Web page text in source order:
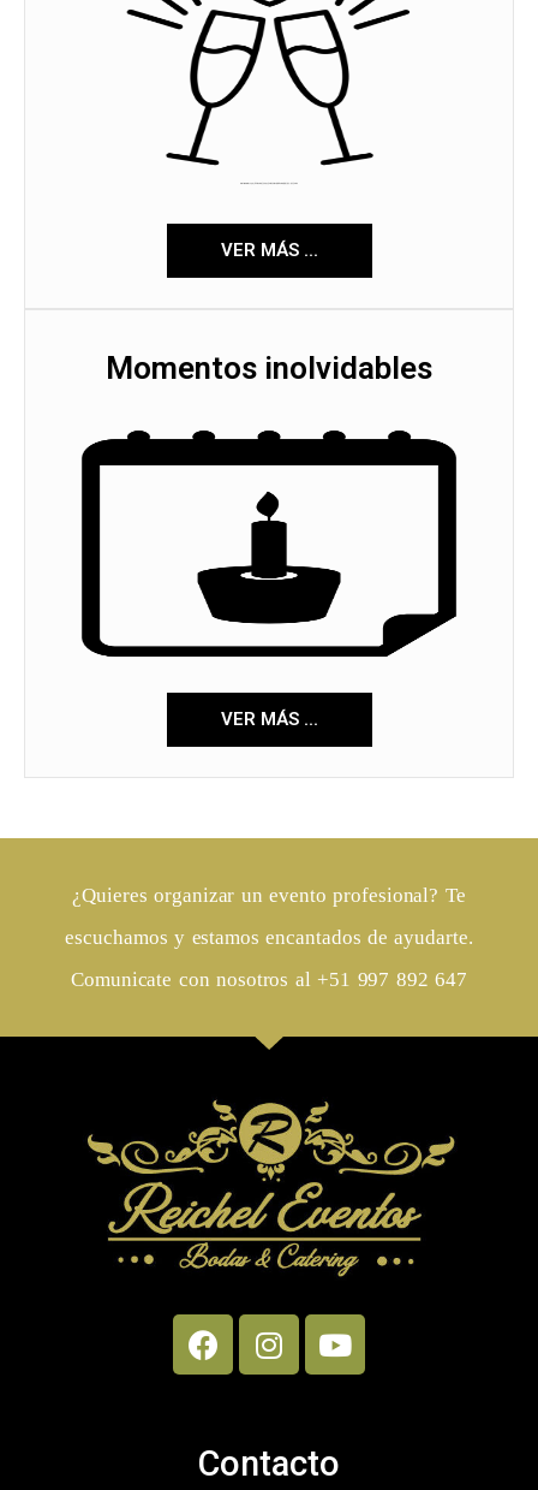
VER MÁS ...
Momentos inolvidables
VER MÁS ...
¿Quieres organizar un evento profesional? Te
escuchamos y estamos encantados de ayudarte.
Comunicate con nosotros al +51 997 892 647
Contacto